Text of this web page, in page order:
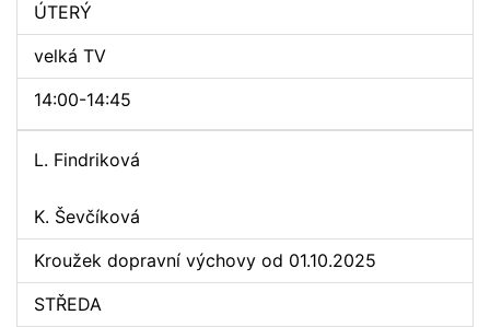
ÚTERÝ
velká TV
14:00-14:45
L. Findriková
K. Ševčíková
Kroužek dopravní výchovy od 01.10.2025
STŘEDA